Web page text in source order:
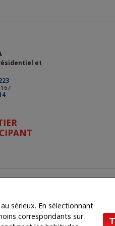
sérieux. En sélectionnant
correspondants sur
et
n'est toutefois pas garantie et doit être
les acheteurs ou vendeurs, propriétaires ou
Association of REALTORS® et l'Association
tant que membres de l'ACI. Les marques
et agents d'immeuble membres de l'ACI.